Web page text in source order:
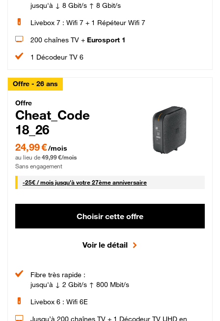
jusqu'à ↓ 8 Gbit/s ↑ 8 Gbit/s
Livebox 7 : Wifi 7 + 1 Répéteur Wifi 7
200 chaînes TV + Eurosport 1
1 Décodeur TV 6
Offre - 26 ans
Cheat_Code Fibre_18_26
Offre
Cheat_Code
18_26
24,99 € par mois pendant 0 mois puis 49,99 € par mois, Sans engagement
24,99 €/mois
au lieu de 49,99 €/mois
Sans engagement
-25€ / mois25 € par mois
jusqu'à votre 27ème anniversaire
Choisir cette offre
Voir le détail
Fibre très rapide :
jusqu'à ↓ 2 Gbit/s ↑ 800 Mbit/s
Livebox 6 : Wifi 6E
Jusqu’à 200 chaînes TV + 1 Décodeur TV UHD en